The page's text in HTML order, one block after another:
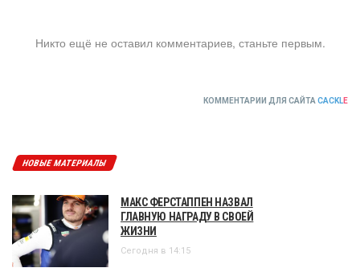
Никто ещё не оставил комментариев, станьте первым.
КОММЕНТАРИИ ДЛЯ САЙТА CACKLE
НОВЫЕ МАТЕРИАЛЫ
МАКС ФЕРСТАППЕН НАЗВАЛ
ГЛАВНУЮ НАГРАДУ В СВОЕЙ
ЖИЗНИ
Сегодня в 14:15